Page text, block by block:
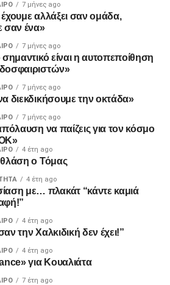
στο +3
ένα ματς του ΠΑΟΚ τη φετινή
αντιμέτωπος με κάποια δύσκολη
21’ χωρίς δεύτερη σκέψη το
για μαρκάρισμα του
συνολικά από το τσεπάκι του επτά
ADVERTISEMENT
7 μήνες ago
αλλάξει σαν ομάδα,
σαν ένα»
7 μήνες ago
είναι η αυτοπεποίθηση
7 μήνες ago
διεκδικήσουμε την οκτάδα»
7 μήνες ago
να παίζεις για τον κόσμο
4 έτη ago
θλάση ο Τόμας
4 έτη ago
με… πλακάτ “κάντε καμιά
4 έτη ago
την Χαλκιδική δεν έχει!”
4 έτη ago
για Κουαλιάτα
7 έτη ago